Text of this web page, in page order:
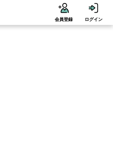
会員登録 ログイン